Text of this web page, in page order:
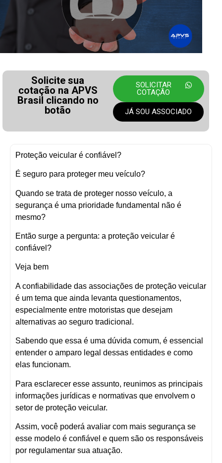
Solicite sua
cotação na APVS
Brasil clicando no
botão
SOLICITAR
COTAÇÃO
JÁ SOU ASSOCIADO
Proteção veicular é confiável?
É seguro para proteger meu veículo?
Quando se trata de proteger nosso veículo, a
segurança é uma prioridade fundamental não é
mesmo?
Então surge a pergunta: a proteção veicular é
confiável?
Veja bem
A confiabilidade das associações de proteção veicular
é um tema que ainda levanta questionamentos,
especialmente entre motoristas que desejam
alternativas ao seguro tradicional.
Sabendo que essa é uma dúvida comum, é essencial
entender o amparo legal dessas entidades e como
elas funcionam.
Para esclarecer esse assunto, reunimos as principais
informações jurídicas e normativas que envolvem o
setor de proteção veicular.
Assim, você poderá avaliar com mais segurança se
esse modelo é confiável e quem são os responsáveis
por regulamentar sua atuação.